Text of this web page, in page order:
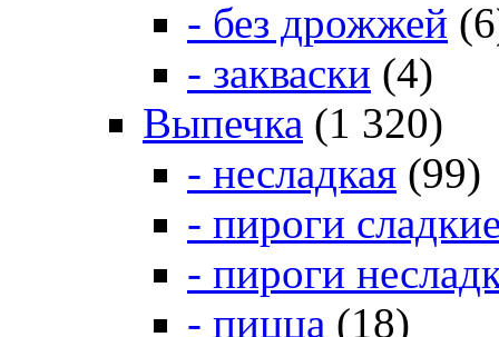
- без дрожжей
- закваски (4)
Выпечка (1 320)
- несладкая (99)
- пироги
- пироги
- пицца (18)